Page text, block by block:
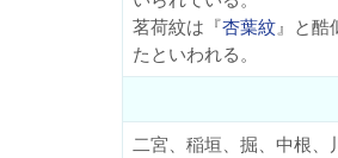
茗荷紋は『杏葉紋』と酷
たといわれる。
二宮、稲垣、掘、中根